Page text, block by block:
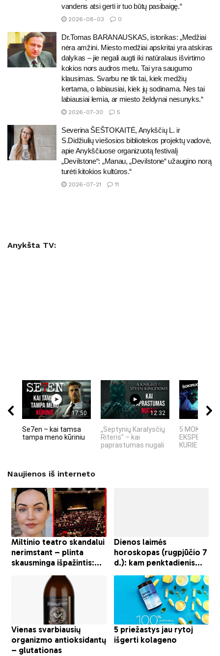
vandens atsi gerti ir tuo būtų pasibaigę.“
2026-08-03 0
Dr.Tomas BARANAUSKAS, istorikas: „Medžiai
nėra amžini. Miesto medžiai apskritai yra atskiras
dalykas – jie negali augti iki natūralaus išvirtimo
kokios nors audros metu. Tai yra saugumo
klausimas. Svarbu ne tik tai, kiek medžių
kertama, o labiausiai, kiek jų sodinama. Nes tai
labiausiai lemia, ar miesto želdynai nesunyks.“
2026-07-30 5
Severina ŠEŠTOKAITĖ, Anykščių L. ir
S.Didžiulių viešosios bibliotekos projektų vadovė,
apie Anykščiuose organizuotą festivalį
„Devilstone“: „Manau, „Devilstone“ užaugino norą
turėti kitokios kultūros.“
2026-07-21 11
Anykšta TV:
17:50
Se7en – kai tamsa
tampa meno kūriniu
12:32
„Septynių Karalysčių
Riteris" – kai
paprastumas nugali
5 MOKSLINIAI
KURIE
Naujienos iš interneto